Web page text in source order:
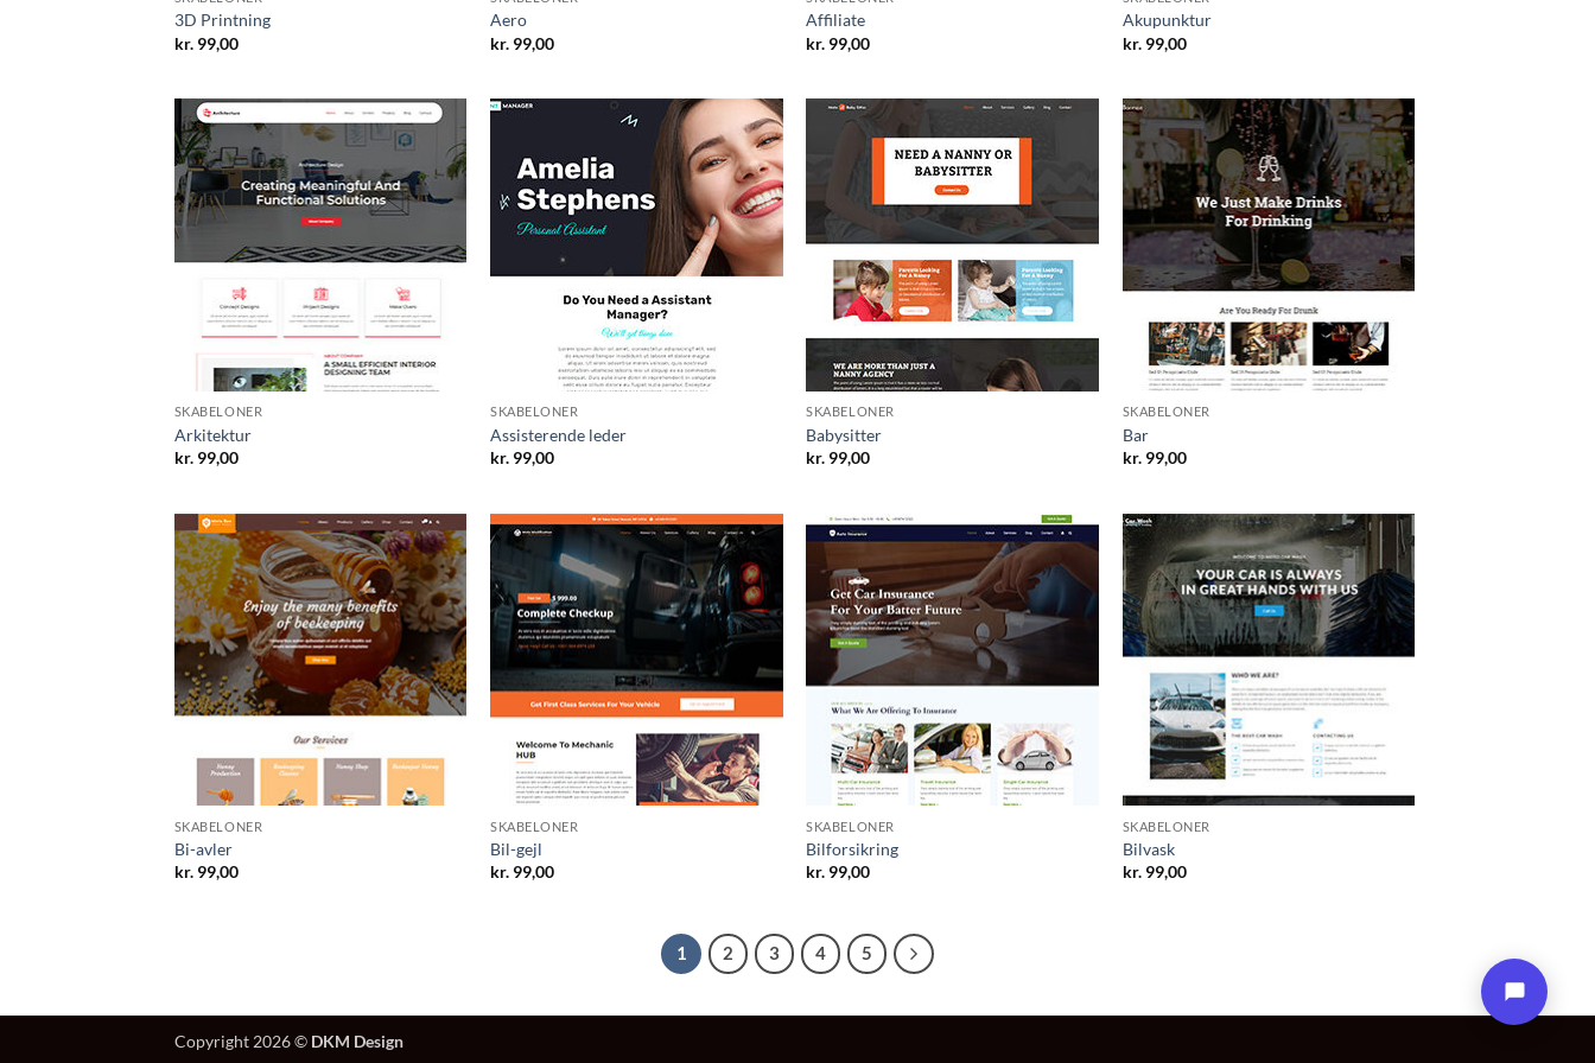
3D Printning
kr.99,00
Aero
kr. 99,00
Affiliate
kr. 99,00
Akupunktur
kr.99,00
SKABELONER
Arkitektur
kr.99,00
SKABELONER
Assisterende leder
kr. 99,00
SKABELONER
Babysitter
kr. 99,00
SKABELONER
Bar
kr.99,00
SKABELONER
Bi-avler
kr.99,00
SKABELONER
Bil-gejl
kr. 99,00
SKABELONER
Bilforsikring
kr. 99,00
SKABELONER
Bilvask
kr.99,00
1 2 3 4 5
Copyright 2026 © DKM Design